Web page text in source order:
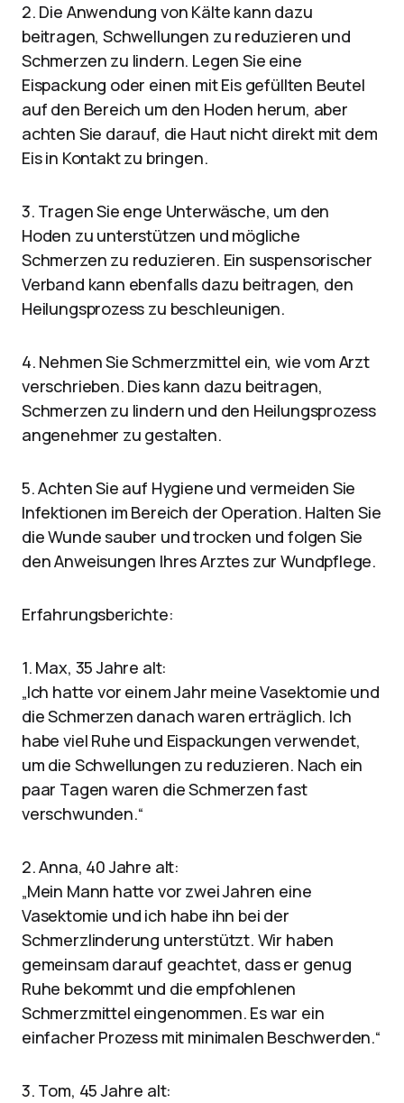
2. Die Anwendung von Kälte kann dazu
beitragen, Schwellungen zu reduzieren und
Schmerzen zu lindern. Legen Sie eine
Eispackung oder einen mit Eis gefüllten Beutel
auf den Bereich um den Hoden herum, aber
achten Sie darauf, die Haut nicht direkt mit dem
Eis in Kontakt zu bringen.
3. Tragen Sie enge Unterwäsche, um den
Hoden zu unterstützen und mögliche
Schmerzen zu reduzieren. Ein suspensorischer
Verband kann ebenfalls dazu beitragen, den
Heilungsprozess zu beschleunigen.
4. Nehmen Sie Schmerzmittel ein, wie vom Arzt
verschrieben. Dies kann dazu beitragen,
Schmerzen zu lindern und den Heilungsprozess
angenehmer zu gestalten.
5. Achten Sie auf Hygiene und vermeiden Sie
Infektionen im Bereich der Operation. Halten Sie
die Wunde sauber und trocken und folgen Sie
den Anweisungen Ihres Arztes zur Wundpflege.
Erfahrungsberichte:
1. Max, 35 Jahre alt:
„Ich hatte vor einem Jahr meine Vasektomie und
die Schmerzen danach waren erträglich. Ich
habe viel Ruhe und Eispackungen verwendet,
um die Schwellungen zu reduzieren. Nach ein
paar Tagen waren die Schmerzen fast
verschwunden.“
2. Anna, 40 Jahre alt:
„Mein Mann hatte vor zwei Jahren eine
Vasektomie und ich habe ihn bei der
Schmerzlinderung unterstützt. Wir haben
gemeinsam darauf geachtet, dass er genug
Ruhe bekommt und die empfohlenen
Schmerzmittel eingenommen. Es war ein
einfacher Prozess mit minimalen Beschwerden.“
3. Tom, 45 Jahre alt: